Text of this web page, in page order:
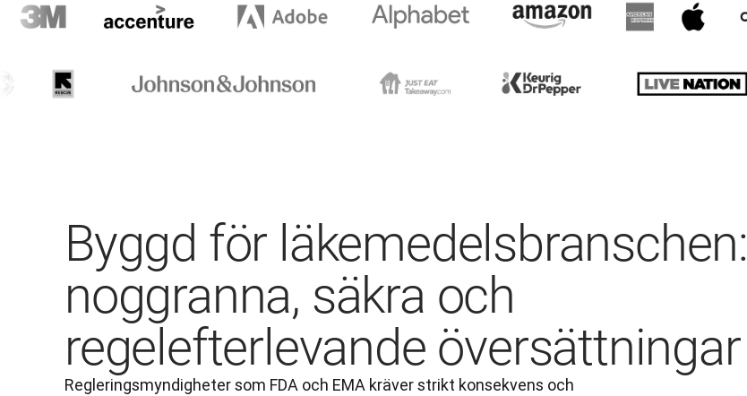
Byggd för läkemedelsbranschen:
noggranna, säkra och
regelefterlevande översättningar
Regleringsmyndigheter som FDA och EMA kräver strikt konsekvens och